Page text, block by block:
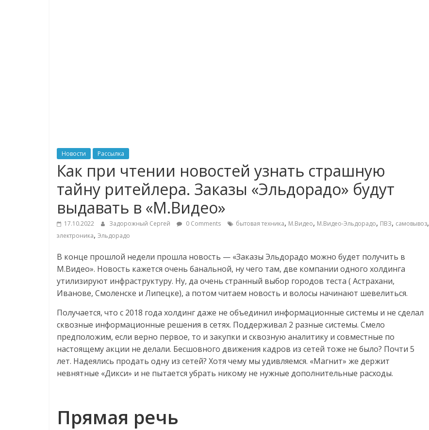
для
Commerce,
ритейле,
логистике,
технологиях,
соцсетях.
Нам
как
знать
как
Сеть
жизнь
людей
обсудить
эти
изменения
Новости Рассылка
Как при чтении новостей узнать страшную
тайну ритейлера. Заказы «Эльдорадо» будут
выдавать в «М.Видео»
17.10.2022 Задорожный Сергей 0 Comments бытовая техника, М.Видео, М.Видео-Эльдорадо, ПВЗ, самовывоз,
электроника, Эльдорадо
В конце прошлой недели прошла новость — «Заказы Эльдорадо можно будет получить в
М.Видео». Новость кажется очень банальной, ну чего там, две компании одного холдинга
утилизируют инфраструктуру. Ну, да очень странный выбор городов теста ( Астрахани,
Иванове, Смоленске и Липецке), а потом читаем новость и волосы начинают шевелиться.
Получается, что с 2018 года холдинг даже не объединил информационные системы и не сделал
сквозные информационные решения в сетях. Поддерживал 2 разные системы. Смело
предположим, если верно первое, то и закупки и сквозную аналитику и совместные по
настоящему акции не делали. Бесшовного движения кадров из сетей тоже не было? Почти 5
лет. Надеялись продать одну из сетей? Хотя чему мы удивляемся. «Магнит» же держит
невнятные «Дикси» и не пытается убрать никому не нужные дополнительные расходы.
Прямая речь